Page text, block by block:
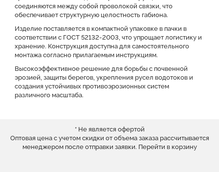
соединяются между собой проволокой связки, что
обеспечивает структурную целостность габиона.
Изделие поставляется в компактной упаковке в пачки в
соответствии с ГОСТ 52132-2003, что упрощает логистику и
хранение. Конструкция доступна для самостоятельного
монтажа согласно прилагаемым инструкциям.
Высокоэффективное решение для борьбы с почвенной
эрозией, защиты берегов, укрепления русел водотоков и
создания устойчивых противоэрозионных систем
различного масштаба.
* Не является офертой
Оптовая цена с учетом скидки от объема заказа рассчитывается
менеджером после отправки заявки. Перейти в корзину